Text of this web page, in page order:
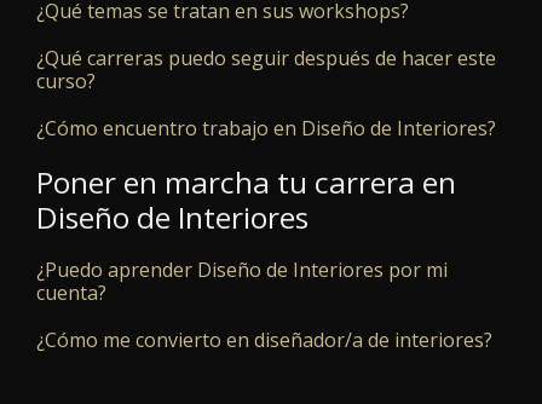
¿Qué temas se tratan en sus workshops?
¿Qué carreras puedo seguir después de hacer este
curso?
¿Cómo encuentro trabajo en Diseño de Interiores?
Poner en marcha tu carrera en
Diseño de Interiores
¿Puedo aprender Diseño de Interiores por mi
cuenta?
¿Cómo me convierto en diseñador/a de interiores?